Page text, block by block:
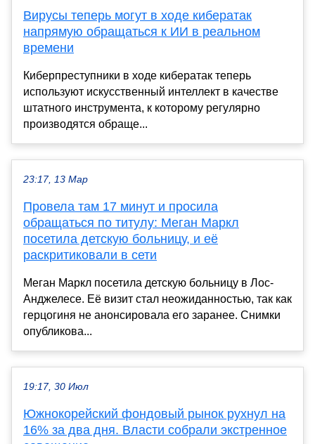
Вирусы теперь могут в ходе кибератак
напрямую обращаться к ИИ в реальном
времени
Киберпреступники в ходе кибератак теперь
используют искусственный интеллект в качестве
штатного инструмента, к которому регулярно
производятся обраще...
23:17, 13 Мар
Провела там 17 минут и просила
обращаться по титулу: Меган Маркл
посетила детскую больницу, и её
раскритиковали в сети
Меган Маркл посетила детскую больницу в Лос-
Анджелесе. Её визит стал неожиданностью, так как
герцогиня не анонсировала его заранее. Снимки
опубликова...
19:17, 30 Июл
Южнокорейский фондовый рынок рухнул на
16% за два дня. Власти собрали экстренное